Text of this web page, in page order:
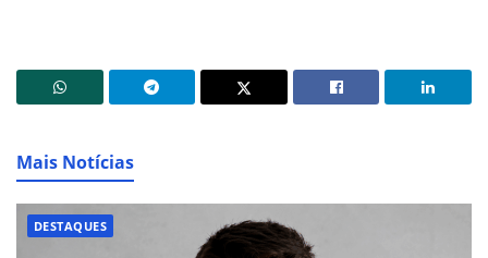
Mais Notícias
DESTAQUES